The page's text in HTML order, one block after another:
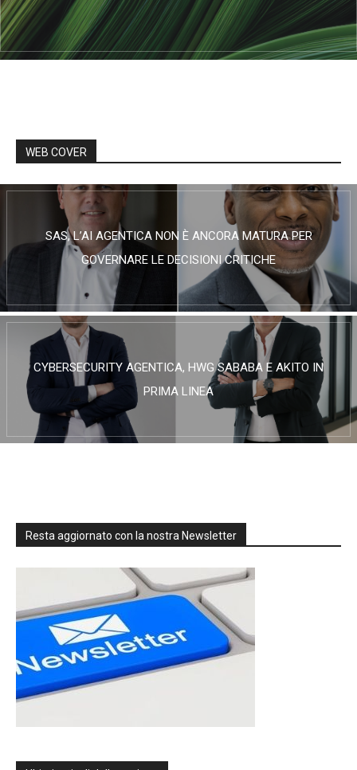
WEB COVER
SAS, L’AI AGENTICA NON È ANCORA MATURA PER
GOVERNARE LE DECISIONI CRITICHE
CYBERSECURITY AGENTICA, HWG SABABA E AKITO IN
PRIMA LINEA
Resta aggiornato con la nostra Newsletter